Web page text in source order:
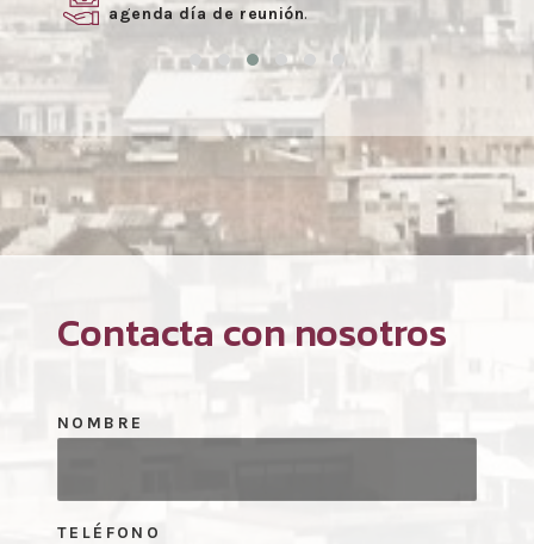
agenda día de reunión.
Contacta con nosotros
NOMBRE
TELÉFONO